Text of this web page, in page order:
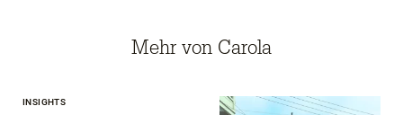
Mehr von Carola
INSIGHTS